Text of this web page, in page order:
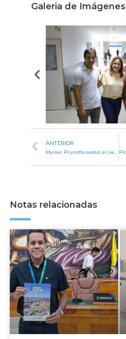
Galeria de Imágenes
ANTERIOR
Notas relacionadas